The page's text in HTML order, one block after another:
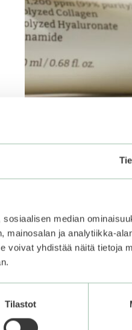
median
mainosalan ja analytiikka-
voivat yhdistää näitä tietoja
Tilastot
ja vaurioituneelle iholle
Hiero kevyesti ihoon